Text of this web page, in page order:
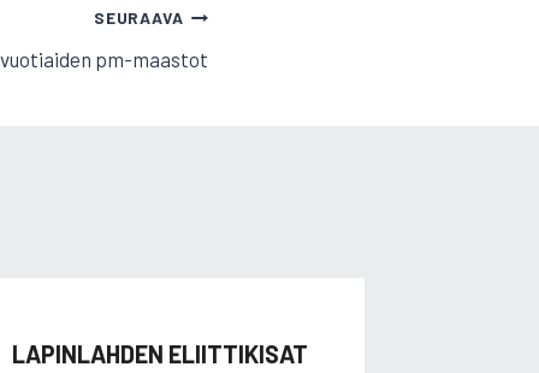
SEURAAVA
pm-maastot
LAPINLAHDEN ELIITTIKISAT